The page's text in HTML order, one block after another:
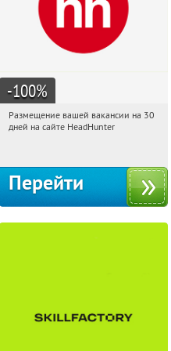
-100%
12:58:39 Получили:
Размещение вашей вакансии на 30
дней на сайте HeadHunter
Перейти